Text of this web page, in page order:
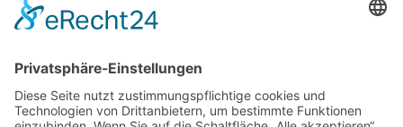
Name: Otto Zublasing
Impressum
Datenschutzerklärung
Mitgliederbereich